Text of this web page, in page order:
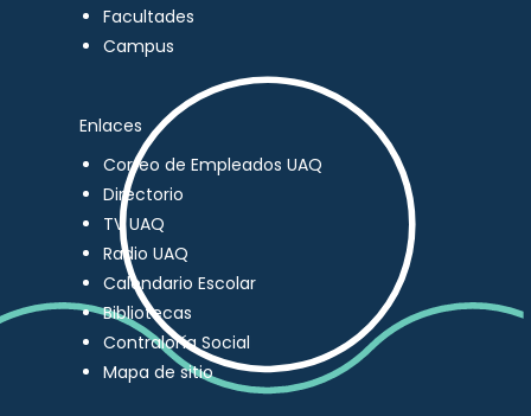
Facultades
Campus
Enlaces
Correo de Empleados UAQ
Directorio
TV UAQ
Radio UAQ
Calendario Escolar
Bibliotecas
Contraloría Social
Mapa de sitio